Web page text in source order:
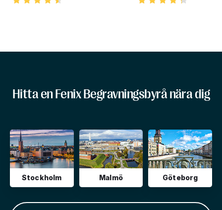
Hitta en Fenix Begravningsbyrå nära dig
Stockholm Malmö Göteborg